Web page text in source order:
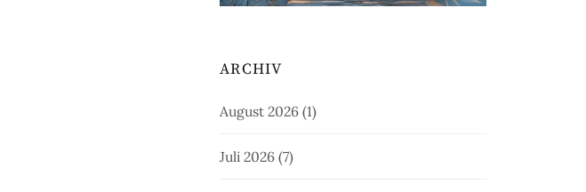
ARCHIV
August 2026 (1)
Juli 2026 (7)